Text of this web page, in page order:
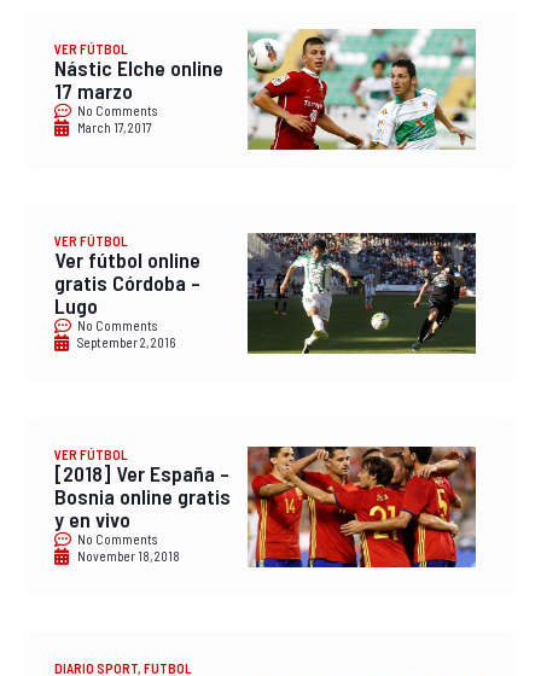
VER FÚTBOL
Nástic Elche online
17 marzo
No Comments
March 17, 2017
VER FÚTBOL
Ver fútbol online
gratis Córdoba –
Lugo
No Comments
September 2, 2016
VER FÚTBOL
[2018] Ver España –
Bosnia online gratis
y en vivo
No Comments
November 18, 2018
DIARIO SPORT, FUTBOL